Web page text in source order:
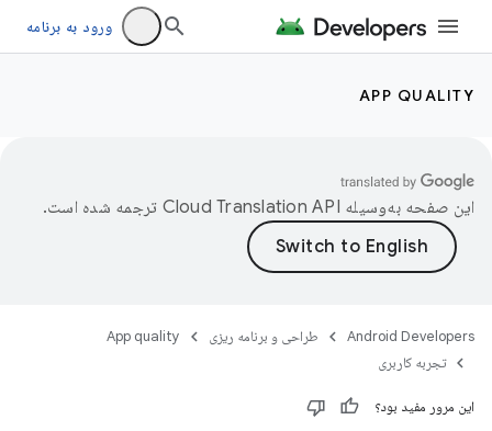
ورود به برنامه
APP QUALITY
این صفحه به‌وسیله ترجمه شده است.
Android Developers طراحی و برنامه ریزی
App quality
تجربه کاربری
این مرور مفید بود؟